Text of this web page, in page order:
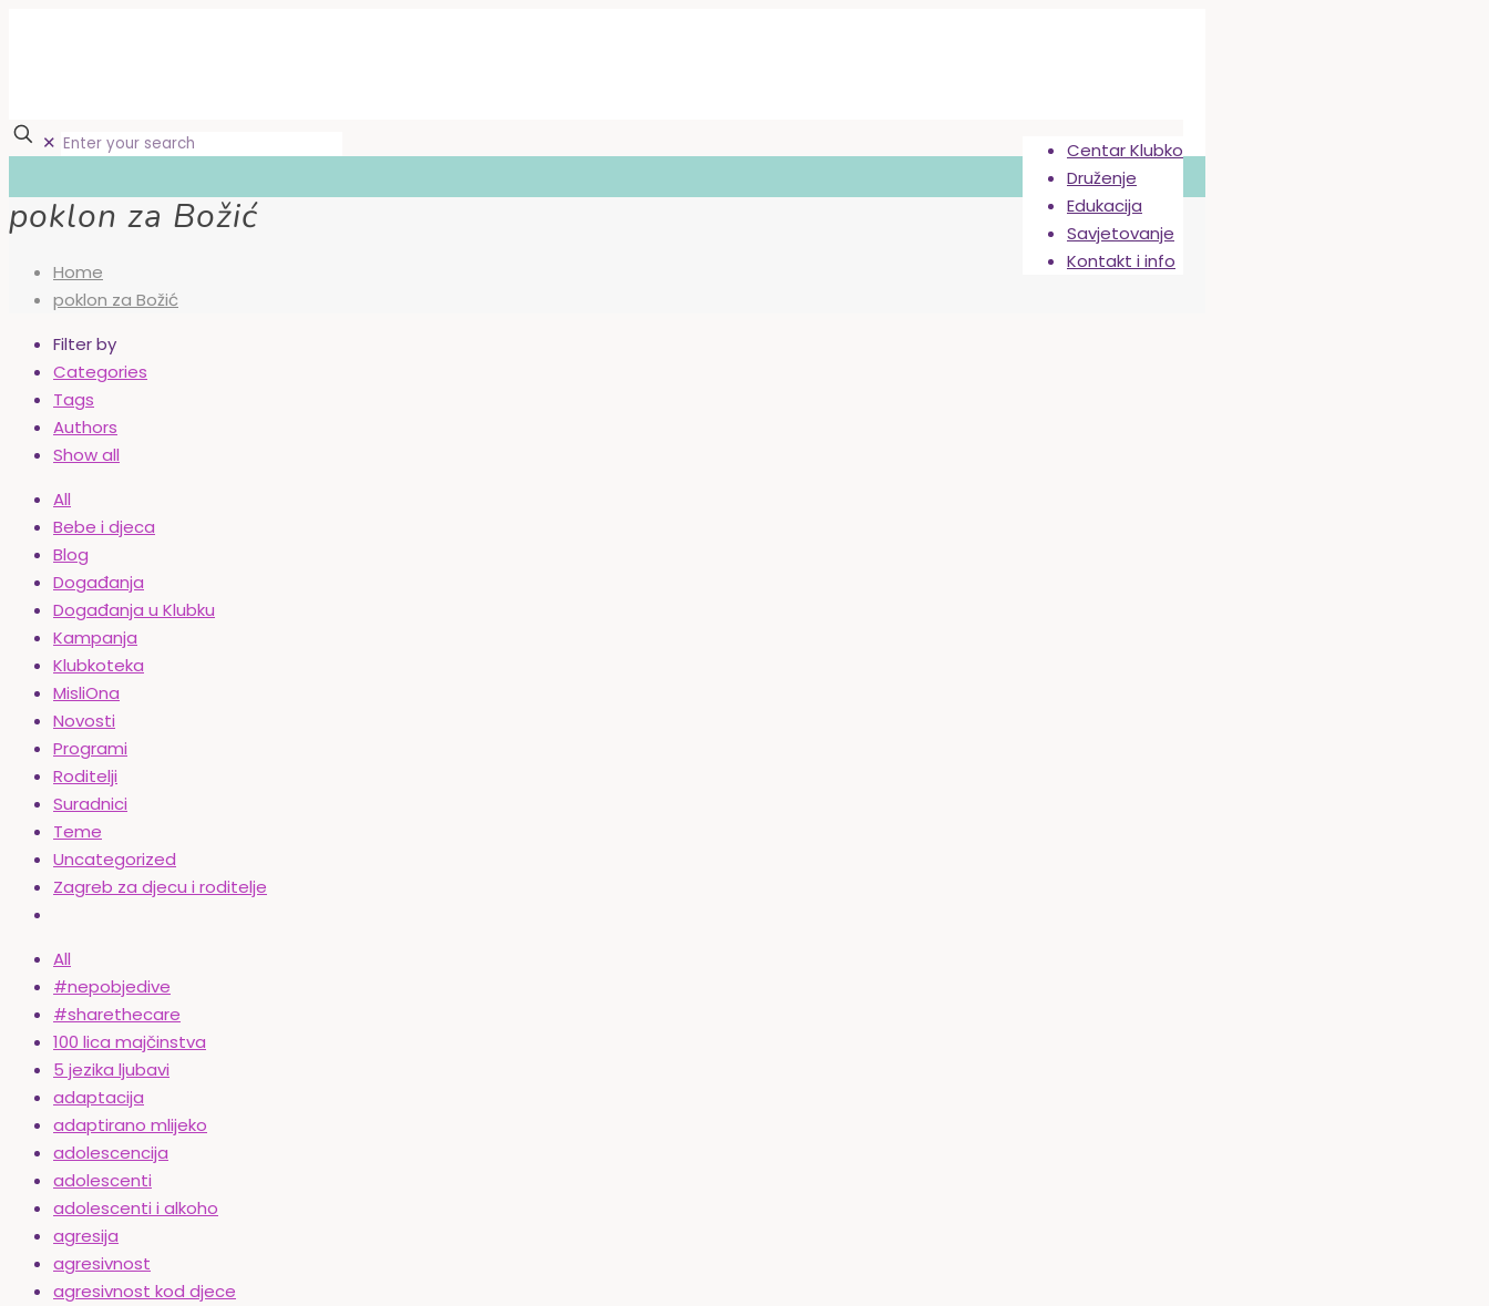
Centar Klubko
Druženje
Edukacija
Savjetovanje
Kontakt i info
✕
poklon za Božić
Home
poklon za Božić
Filter by
Categories
Tags
Authors
Show all
All
Bebe i djeca
Blog
Događanja
Događanja u Klubku
Kampanja
Klubkoteka
MisliOna
Novosti
Programi
Roditelji
Suradnici
Teme
Uncategorized
Zagreb za djecu i roditelje
All
#nepobjedive
#sharethecare
100 lica majčinstva
5 jezika ljubavi
adaptacija
adaptirano mlijeko
adolescencija
adolescenti
adolescenti i alkoho
agresija
agresivnost
agresivnost kod djece